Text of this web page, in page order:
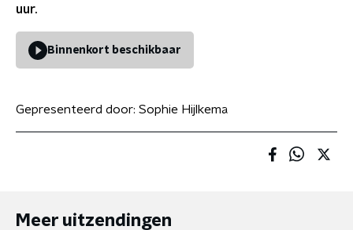
uur.
Binnenkort beschikbaar
Gepresenteerd door: Sophie Hijlkema
Meer uitzendingen